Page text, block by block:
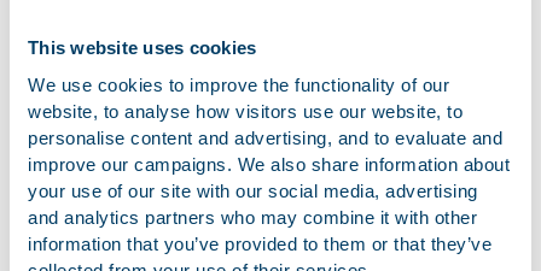
This website uses cookies
We use cookies to improve the functionality of our
website, to analyse how visitors use our website, to
personalise content and advertising, and to evaluate and
improve our campaigns. We also share information about
your use of our site with our social media, advertising
and analytics partners who may combine it with other
information that you’ve provided to them or that they’ve
en verschillende staatssteunzaken, spelen een grote rol in
gevolg hiervan zijn lidstaten verplicht misbruik te bestrijden
en steunmaatregelen in te trekken en belasting terug te
vorderen.
Voor welke diensten kunt u bij ons terecht?
het adviseren over het voldoen aan de EU-